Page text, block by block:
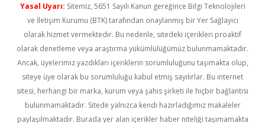
Yasal Uyarı: Sitemiz, 5651 Sayılı Kanun gereğince Bilgi Teknolojileri
ve İletişim Kurumu (BTK) tarafından onaylanmış bir Yer Sağlayıcı
olarak hizmet vermektedir. Bu nedenle, sitedeki içerikleri proaktif
olarak denetleme veya araştırma yükümlülüğümüz bulunmamaktadır.
Ancak, üyelerimiz yazdıkları içeriklerin sorumluluğunu taşımakta olup,
siteye üye olarak bu sorumluluğu kabul etmiş sayılırlar. Bu internet
sitesi, herhangi bir marka, kurum veya şahıs şirketi ile hiçbir bağlantısı
bulunmamaktadır. Sitede yalnızca kendi hazırladığımız makaleler
paylaşılmaktadır. Burada yer alan içerikler haber niteliği taşımamakta